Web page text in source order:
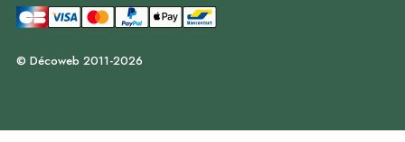
© Décoweb 2011-2026